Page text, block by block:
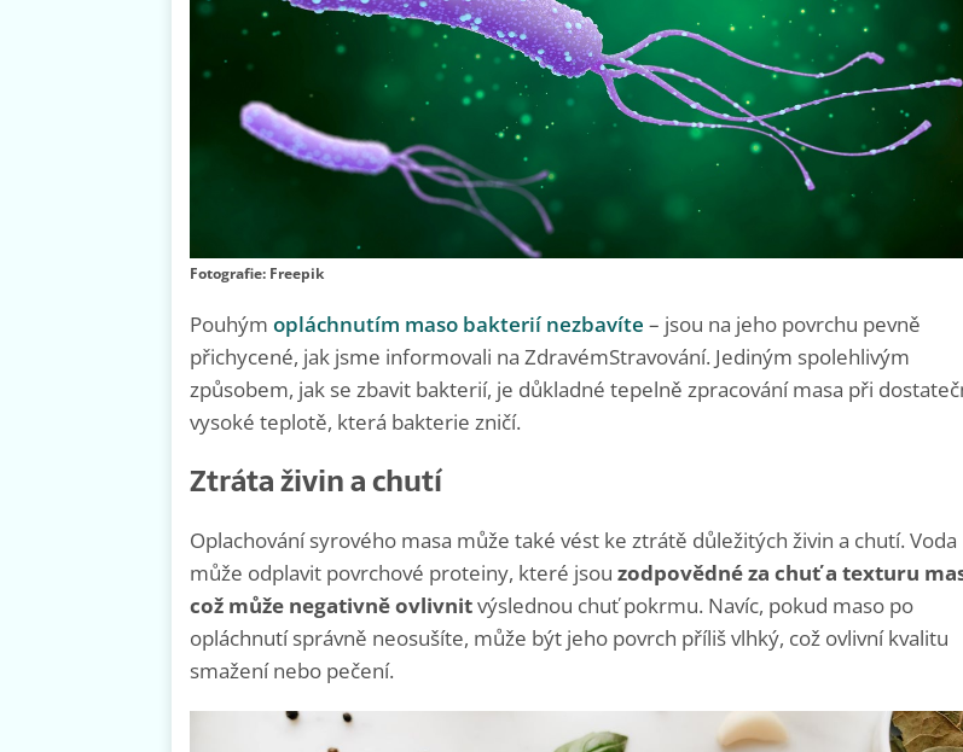
Fotografie: Freepik
Pouhým opláchnutím maso bakterií nezbavíte – jsou na jeho povrchu pevně
přichycené, jak jsme informovali na ZdravémStravování. Jediným spolehlivým
způsobem, jak se zbavit bakterií, je důkladné tepelně zpracování masa při
vysoké teplotě, která bakterie zničí.
Ztráta živin a chutí
Oplachování syrového masa může také vést ke ztrátě důležitých živin a chutí. Voda
může odplavit povrchové proteiny, které jsou zodpovědné za chuť a texturu
což může negativně ovlivnitvýslednou chuť pokrmu. Navíc, pokud maso po
opláchnutí správně neosušíte, může být jeho povrch příliš vlhký, což ovlivní kvalitu
smažení nebo pečení.